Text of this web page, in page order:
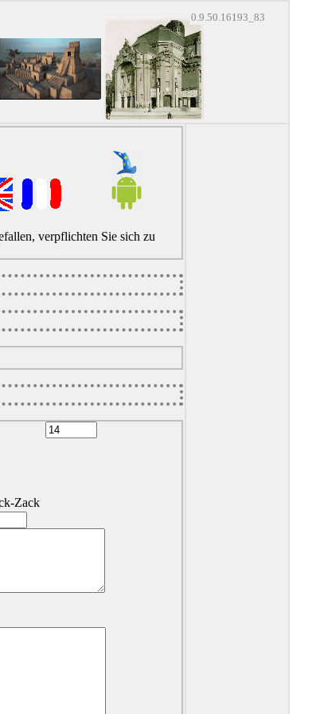
0.9.50.16193_83
verpflichten Sie sich zu
Zack